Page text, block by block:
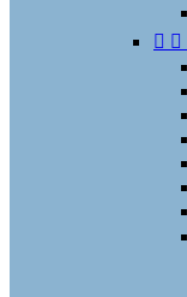
 